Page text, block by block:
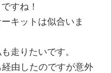
すね！
キットは似合いま
走りたいです。
由したのですが意外